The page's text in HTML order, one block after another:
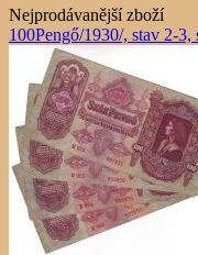
Nejprodávanější zboží
100Pengő/1930/, stav 2-3,